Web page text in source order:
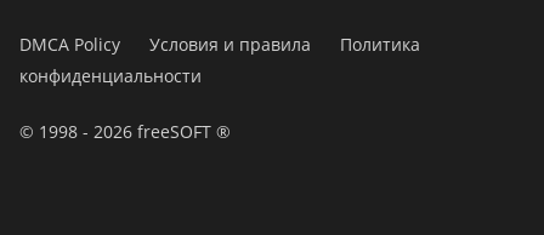
DMCA Policy Условия и правила
Политика
конфиденциальности
© 1998 - 2026 freeSOFT ®